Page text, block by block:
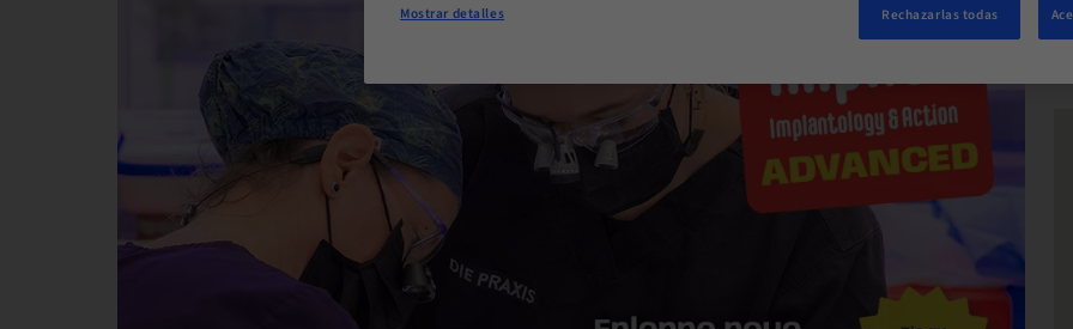
Rechazarlas todas
Mostrar detalles